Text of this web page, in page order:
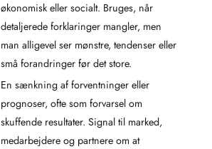
økonomisk eller socialt. Bruges, når
detaljerede forklaringer mangler, men
man alligevel ser mønstre, tendenser eller
små forandringer før det store.
En sænkning af forventninger eller
prognoser, ofte som forvarsel om
skuffende resultater. Signal til marked,
medarbejdere og partnere om at